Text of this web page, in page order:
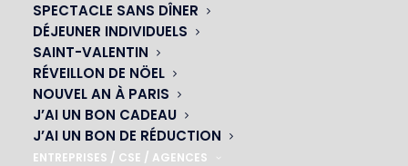
SPECTACLE SANS DÎNER
DÉJEUNER INDIVIDUELS
SAINT-VALENTIN
RÉVEILLON DE NÖEL
NOUVEL AN À PARIS
J’AI UN BON CADEAU
J’AI UN BON DE RÉDUCTION
ENTREPRISES / CSE / AGENCES